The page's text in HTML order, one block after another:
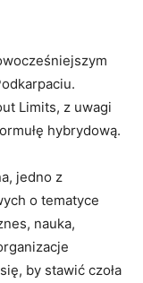
Limits, z uwagi
hybrydową.
jedno z
o tematyce
nauka,
by stawić czoła